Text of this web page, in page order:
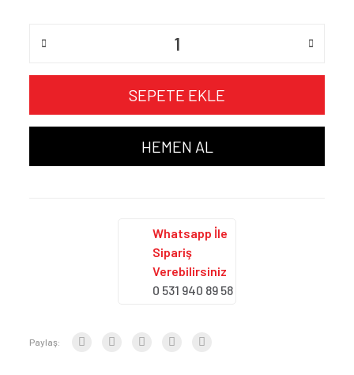
SEPETE EKLE
HEMEN AL
Whatsapp İle
Sipariş
Verebilirsiniz
0 531 940 89 58
Paylaş: